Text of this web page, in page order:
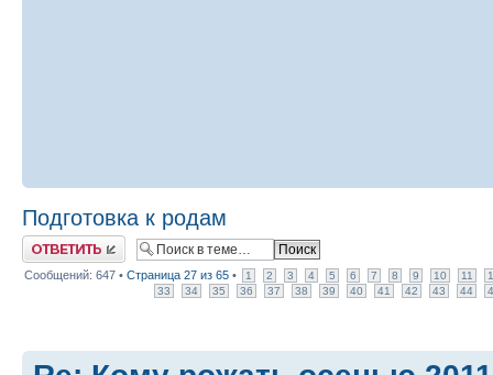
Подготовка к родам
Ответить
Сообщений: 647 • Страница 27 из 65 • 1 2 3 4 5 6 7 8 9 10 11
33
34 35 36 37 38 39 40 41 42 43 44